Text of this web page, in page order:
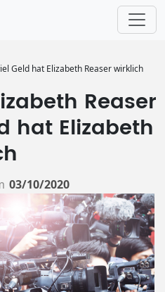
Geld hat Elizabeth Reaser wirklich
Reaser
hat Elizabeth
03/10/2020